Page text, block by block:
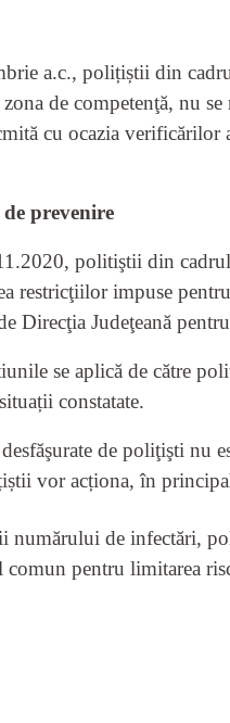
a.c., polițiștii din
de competenţă, nu
cu ocazia verificărilor
prevenire
politiştii din
restricţiilor impuse
Direcţia Judeţeană
se aplică de către
constatate.
de poliţişti nu
vor acționa, în
numărului de infectări,
pentru limitarea